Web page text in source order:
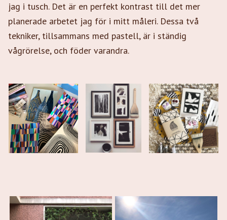
jag i tusch. Det är en perfekt kontrast till det mer
planerade arbetet jag för i mitt måleri. Dessa två
tekniker, tillsammans med pastell, är i ständig
vågrörelse, och föder varandra.